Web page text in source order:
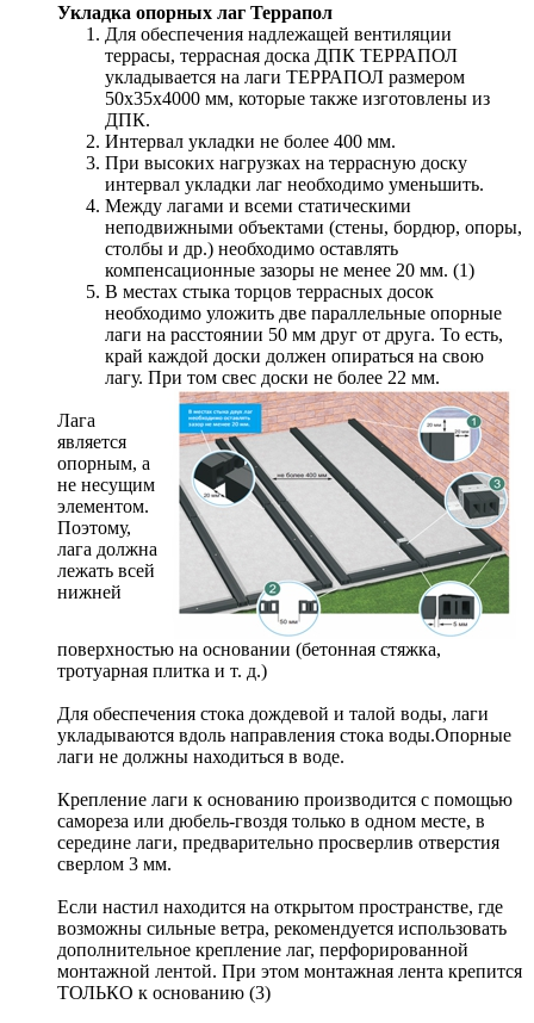
Укладка опорных лаг Террапол
Для обеспечения надлежащей вентиляции
террасы, террасная доска ДПК ТЕРРАПОЛ
укладывается на лаги ТЕРРАПОЛ размером
50х35х4000 мм, которые также изготовлены из
ДПК.
Интервал укладки не более 400 мм.
При высоких нагрузках на террасную доску
интервал укладки лаг необходимо уменьшить.
Между лагами и всеми статическими
неподвижными объектами (стены, бордюр, опоры,
столбы и др.) необходимо оставлять
компенсационные зазоры не менее 20 мм. (1)
В местах стыка торцов террасных досок
необходимо уложить две параллельные опорные
лаги на расстоянии 50 мм друг от друга. То есть,
край каждой доски должен опираться на свою
лагу. При том свес доски не более 22 мм.
Лага
является
опорным, а
не несущим
элементом.
Поэтому,
лага должна
лежать всей
нижней
поверхностью на основании (бетонная стяжка,
тротуарная плитка и т. д.)
Для обеспечения стока дождевой и талой воды, лаги
укладываются вдоль направления стока воды.Опорные
лаги не должны находиться в воде.
Крепление лаги к основанию производится с помощью
самореза или дюбель-гвоздя только в одном месте, в
середине лаги, предварительно просверлив отверстия
сверлом 3 мм.
Если настил находится на открытом пространстве, где
возможны сильные ветра, рекомендуется использовать
дополнительное крепление лаг, перфорированной
монтажной лентой. При этом монтажная лента крепится
ТОЛЬКО к основанию (3)